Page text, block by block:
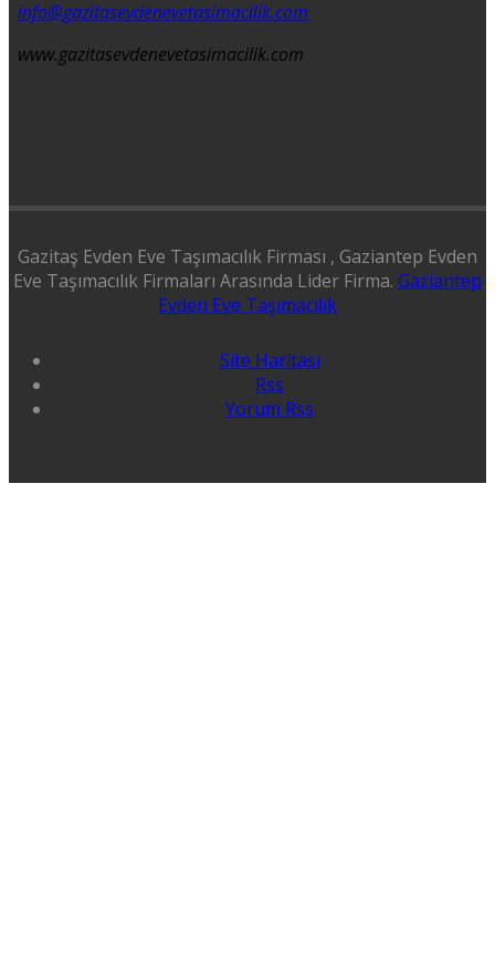
info@gazitasevdenevetasimacilik.com
www.gazitasevdenevetasimacilik.com
Gazitaş Evden Eve Taşımacılık Firması , Gaziantep Evden
Eve Taşımacılık Firmaları Arasında Lider Firma. Gaziantep
Evden Eve Taşımacılık
Site Haritası
Rss
Yorum Rss